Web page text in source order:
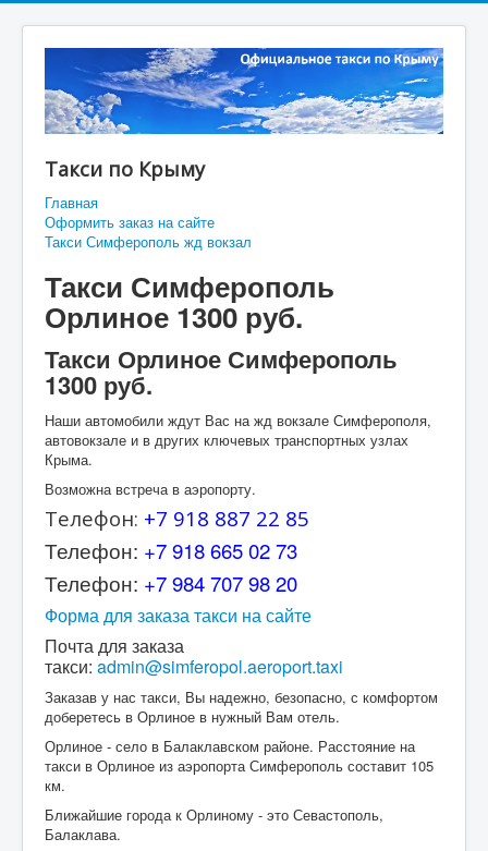
Такси по Крыму
Главная
Оформить заказ на сайте
Такси Симферополь жд вокзал
Такси Симферополь
Орлиное 1300 руб.
Такси Орлиное Симферополь
1300 руб.
Наши автомобили ждут Вас на жд вокзале Симферополя,
автовокзале и в других ключевых транспортных узлах
Крыма.
Возможна встреча в аэропорту.
Телефон: +7 918 887 22 85
Телефон: +7 918 665 02 73
Телефон: +7 984 707 98 20
Форма для заказа такси на сайте
Почта для заказа
такси: admin@simferopol.aeroport.taxi
Заказав у нас такси, Вы надежно, безопасно, с комфортом
доберетесь в Орлиное в нужный Вам отель.
Орлиное - село в Балаклавском районе. Расстояние на
такси в Орлиное из аэропорта Симферополь составит 105
км.
Ближайшие города к Орлиному - это Севастополь,
Балаклава.